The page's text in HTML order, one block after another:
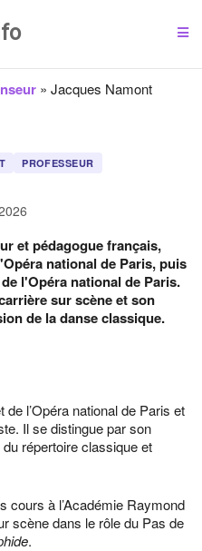
» Jacques Namont
PROFESSEUR
et pédagogue français,
national de Paris, puis
l'Opéra national de Paris.
sur scène et son
de la danse classique.
l’Opéra national de Paris et
Il se distingue par son
répertoire classique et
cours à l’Académie Raymond
scène dans le rôle du Pas de
.